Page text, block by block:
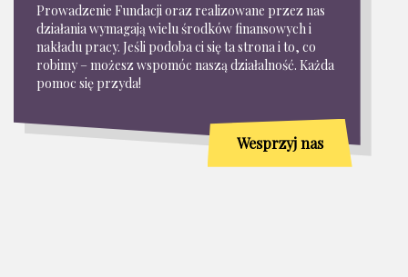
Prowadzenie Fundacji oraz realizowane przez nas
działania wymagają wielu środków finansowych i
nakładu pracy. Jeśli podoba ci się ta strona i to, co
robimy – możesz wspomóc naszą działalność. Każda
pomoc się przyda!
Wesprzyj nas